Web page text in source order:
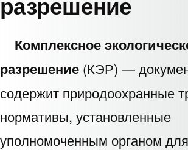
Комплексное
разрешение (КЭР) —
содержит природоохранные
нормативы, установленные
уполномоченным органом